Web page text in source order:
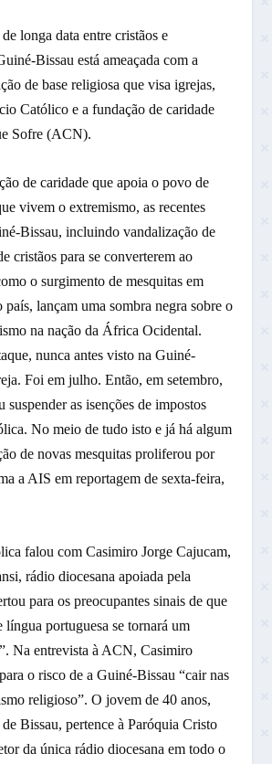
longa data entre cristãos e
Bissau está ameaçada com a
de base religiosa que visa igrejas,
Católico e a fundação de caridade
Sofre (ACN).
de caridade que apoia o povo de
vivem o extremismo, as recentes
Bissau, incluindo vandalização de
cristãos para se converterem ao
o surgimento de mesquitas em
país, lançam uma sombra negra sobre o
na nação da África Ocidental.
nunca antes visto na Guiné-
Foi em julho. Então, em setembro,
suspender as isenções de impostos
No meio de tudo isto e já há algum
de novas mesquitas proliferou por
a AIS em reportagem de sexta-feira,
falou com Casimiro Jorge Cajucam,
rádio diocesana apoiada pela
para os preocupantes sinais de que
língua portuguesa se tornará um
Na entrevista à ACN, Casimiro
o risco de a Guiné-Bissau “cair nas
religioso”. O jovem de 40 anos,
Bissau, pertence à Paróquia Cristo
da única rádio diocesana em todo o